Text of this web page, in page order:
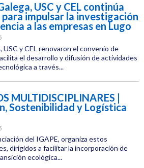
USC y CEL continúa
impulsar la investigación
a las empresas en Lugo
USC y CEL renovaron el convenio de
el desarrollo y difusión de actividades
a través...
MULTIDISCIPLINARES |
Sostenibilidad y Logística
del IGAPE, organiza estos
dirigidos a facilitar la incorporación de
ecológica...